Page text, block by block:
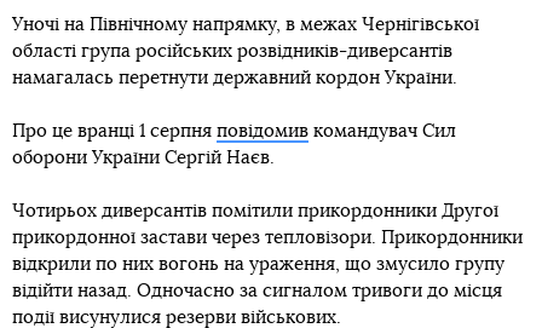
Уночі на Північному напрямку, в межах Чернігівської
області група російських розвідників-диверсантів
намагалась перетнути державний кордон України.
Про це вранці 1 серпня повідомив командувач Сил
оборони України Сергій Наєв.
Чотирьох диверсантів помітили прикордонники Другої
прикордонної застави через тепловізори. Прикордонники
відкрили по них вогонь на ураження, що змусило групу
відійти назад. Одночасно за сигналом тривоги до місця
події висунулися резерви військових.